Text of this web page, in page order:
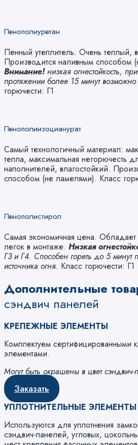
Пенополиуретан
Пенный утеплитель. Очень теплый,
Производится наливным способом
Внимание!низкая огнестойкость,
протяжении более 15 минут возможно
горючести: Г1
Пенополиизоцианурат
Самый технологичный материал:
тепла, максимальная негорючесть
наполнителей, влагостойкий.
способом (не ламелями). Класс
Пенополистирол
Самая экономичная цена.
легок в монтаже. Низкая
Г3 и Г4. Способен гореть до 5 минут
источника огня. Класс горючести: Г1
Дополнительные
сэндвич панелей
КРЕПЕЖНЫЕ ЭЛЕМЕНТЫ
Комплектуем сертифицированными
элементами.
Могут быть окрашены в цвет
Заказать
УПЛОТНИТЕЛЬНЫЕ ЭЛЕМЕНТЫ
Используются для уплотнения
сэндвич-панелей, угловых,